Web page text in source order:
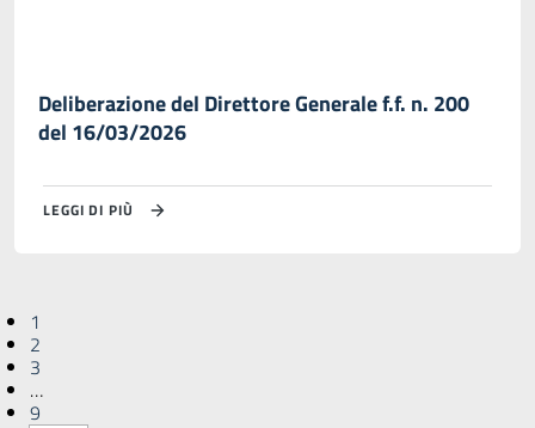
Deliberazione del Direttore Generale f.f. n. 200
del 16/03/2026
LEGGI DI PIÙ
1
2
3
…
9